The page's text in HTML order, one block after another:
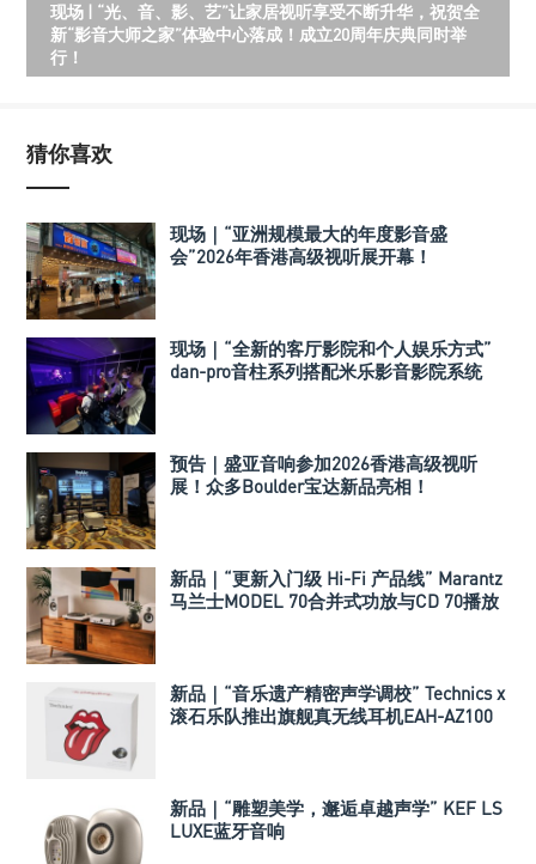
现场 | “光、音、影、艺”让家居视听享受不断升华，祝贺全
新“影音大师之家”体验中心落成！成立20周年庆典同时举
行！
猜你喜欢
现场｜“亚洲规模最大的年度影音盛
会”2026年香港高级视听展开幕！
现场｜“全新的客厅影院和个人娱乐方式”
dan-pro音柱系列搭配米乐影音影院系统
预告｜盛亚音响参加2026香港高级视听
展！众多Boulder宝达新品亮相！
新品｜“更新入门级 Hi-Fi 产品线” Marantz
马兰士MODEL 70合并式功放与CD 70播放
新品｜“音乐遗产精密声学调校” Technics x
滚石乐队推出旗舰真无线耳机EAH-AZ100
新品｜“雕塑美学，邂逅卓越声学” KEF LS
LUXE蓝牙音响